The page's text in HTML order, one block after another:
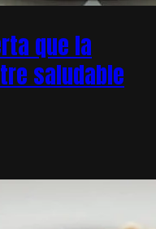
que la
saludable